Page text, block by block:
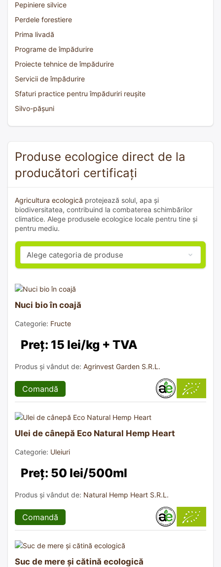
Pepiniere silvice
Perdele forestiere
Prima livadă
Programe de împădurire
Proiecte tehnice de împădurire
Servicii de împădurire
Sfaturi practice pentru împăduriri reușite
Silvo-pășuni
Produse ecologice direct de la
producători certificați
Agricultura ecologică protejează solul, apa și
biodiversitatea, contribuind la combaterea schimbărilor
climatice. Alege produsele ecologice locale pentru tine și
pentru mediu.
Nuci bio în coajă
Categorie: Fructe
Preț: 15 lei/kg + TVA
Produs și vândut de: Agrinvest Garden S.R.L.
Comandă
Ulei de cânepă Eco Natural Hemp Heart
Categorie: Uleiuri
Preț: 50 lei/500ml
Produs și vândut de: Natural Hemp Heart S.R.L.
Comandă
Suc de mere și cătină ecologică